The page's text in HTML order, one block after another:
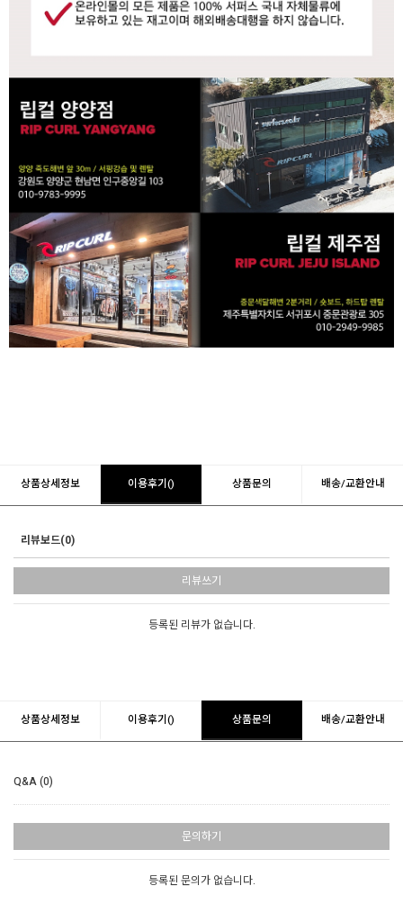
상품상세정보 이용후기() 상품문의 배송/교환안내
리뷰보드(0)
리뷰쓰기
등록된 리뷰가 없습니다.
상품상세정보 이용후기() 상품문의 배송/교환안내
Q&A (0)
문의하기
등록된 문의가 없습니다.